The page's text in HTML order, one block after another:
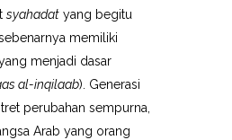
syahadat yang begitu
memiliki
menjadi dasar
al-inqilaab). Generasi
perubahan sempurna,
Arab yang orang